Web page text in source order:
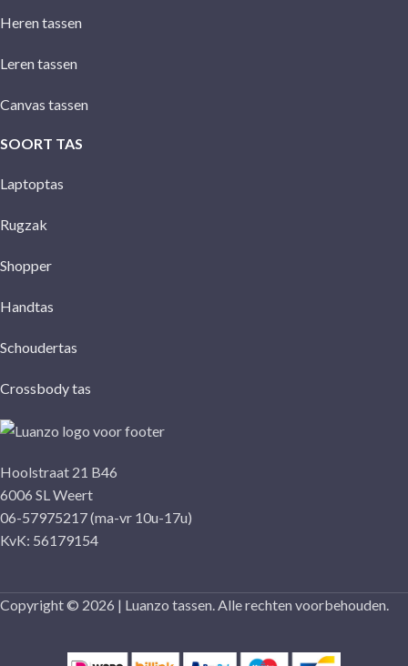
Heren tassen
Leren tassen
Canvas tassen
SOORT TAS
Laptoptas
Rugzak
Shopper
Handtas
Schoudertas
Crossbody tas
Hoolstraat 21 B46
6006 SL Weert
06-57975217 (ma-vr 10u-17u)
KvK: 56179154
Copyright © 2026 | Luanzo tassen. Alle rechten voorbehouden.